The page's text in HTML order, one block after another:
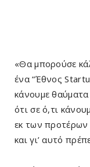
«Θα μπορούσε
ένα “Έθνος
κάνουμε θαύματα
ότι σε ό,τι
εκ των προτέρων
και γι’ αυτό